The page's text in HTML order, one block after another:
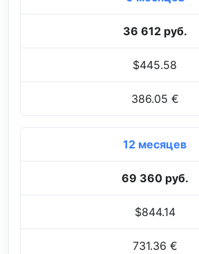
36 612 руб.
$445.58
386.05 €
12 месяцев
69 360 руб.
$844.14
731.36 €